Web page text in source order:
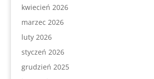
kwiecień 2026
marzec 2026
luty 2026
styczeń 2026
grudzień 2025